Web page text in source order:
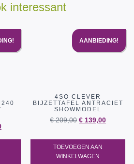
interessant
AANBIEDING!
4SO CLEVER
BIJZETTAFEL ANTRACIET
SHOWMODEL
€209,00 € 139,00
TOEVOEGEN AAN
WINKELWAGEN